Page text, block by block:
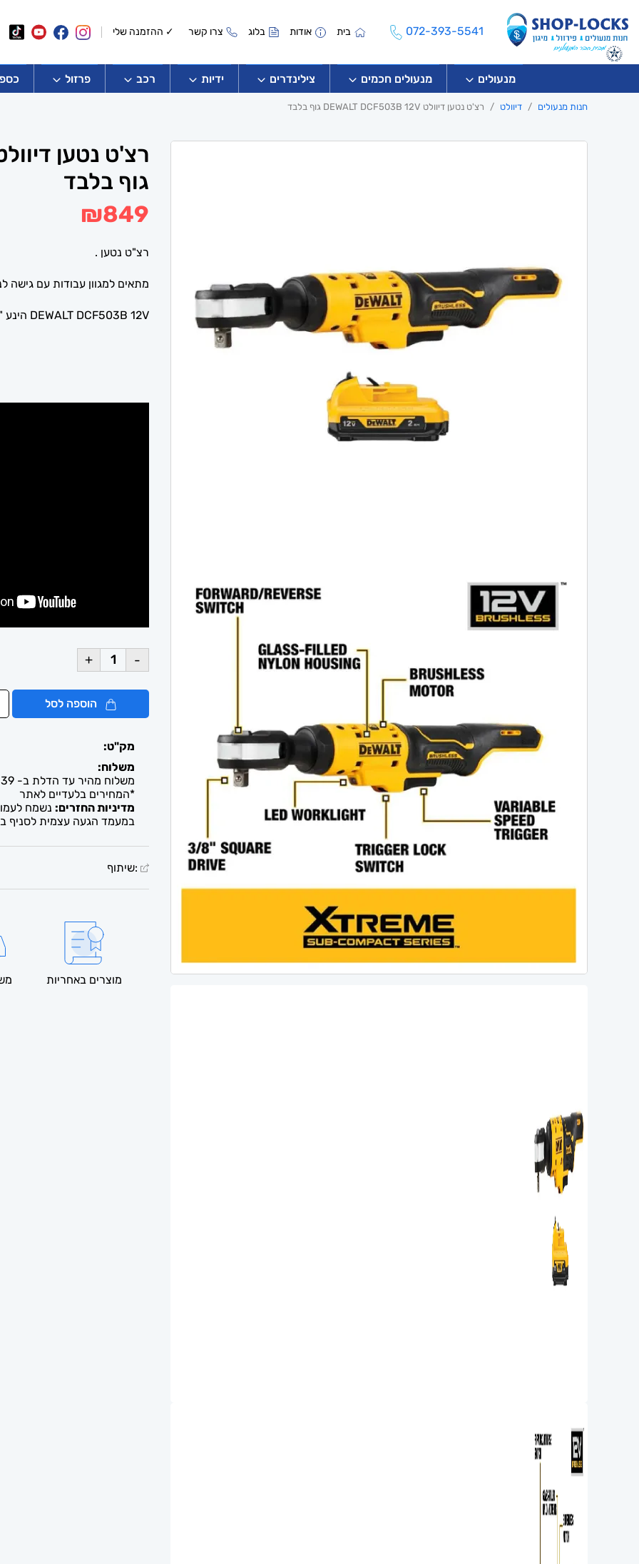
072-393-5541 בית אודות בלוג צרו קשר ✓ ההזמנה שלי
מנעולים מנעולים חכמים צילינדרים ידיות רכב פרזול
חנות מנעולים דיוולט רצ'ט נטען דיוולט DEWALT DCF503B 12V גוף בלבד
גוף בלבד
₪849
רצ"ט נטען .
מתאים למגוון עבודות עם גישה
DEWALT DCF503B 12V הינע "3/8 מנוע ברשלס ללא פחמים 81 ניוטון.
-
+
הוספה לסל
מק"ט:
משלוח:
משלוח מהיר עד הדלת ב- 39 ש"ח. עד 2-5 ימי עסקים / איסוף חינם מבית העסק
*המחירים בלעדיים לאתר
מדיניות החזרים: נשמח
במעמד הגעה עצמית לסניף
:שיתוף
מוצרים באחריות